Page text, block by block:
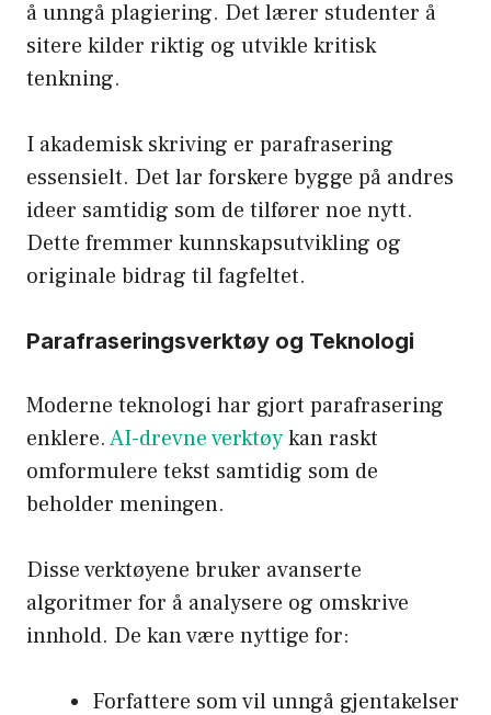
å unngå plagiering. Det lærer studenter å
sitere kilder riktig og utvikle kritisk
tenkning.
I akademisk skriving er parafrasering
essensielt. Det lar forskere bygge på andres
ideer samtidig som de tilfører noe nytt.
Dette fremmer kunnskapsutvikling og
originale bidrag til fagfeltet.
Parafraseringsverktøy og Teknologi
Moderne teknologi har gjort parafrasering
enklere.AI-drevne verktøykan raskt
omformulere tekst samtidig som de
beholder meningen.
Disse verktøyene bruker avanserte
algoritmer for å analysere og omskrive
innhold. De kan være nyttige for:
Forfattere som vil unngå gjentakelser